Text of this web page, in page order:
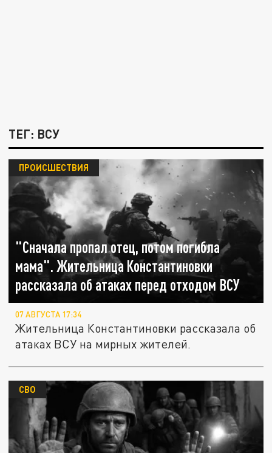
ТЕГ: ВСУ
"Сначала пропал отец, потом погибла
мама". Жительница Константиновки
рассказала об атаках перед отходом ВСУ
ПРОИСШЕСТВИЯ
07 АВГУСТА 17:34
Жительница Константиновки рассказала об
атаках ВСУ на мирных жителей.
СВО